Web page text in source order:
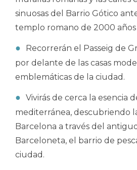
sinuosas del Barrio Gótico
templo romano de 2000
Recorrerán el Passeig de
por delante de las casas
emblemáticas de la ciudad.
Vivirás de cerca la esencia
mediterránea, descubriendo
Barcelona a través del
Barceloneta, el barrio de
ciudad.